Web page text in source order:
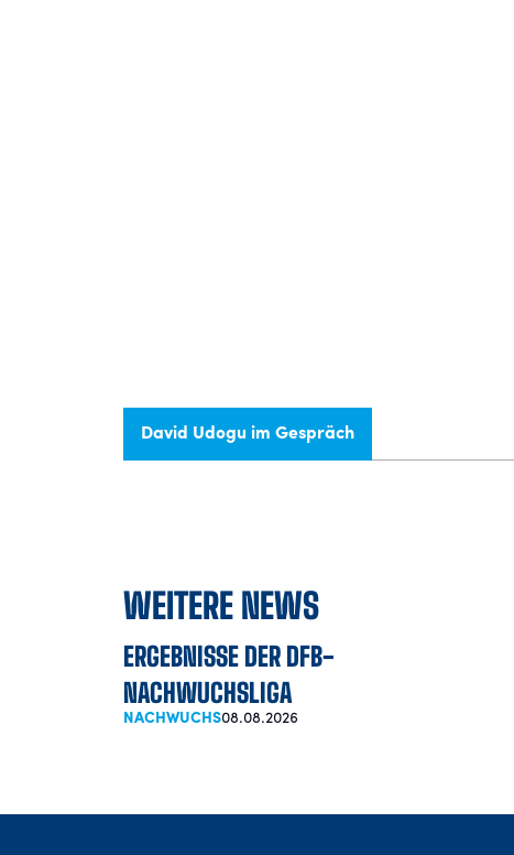
David Udogu im Gespräch
WEITERE NEWS
ERGEBNISSE DER DFB-
NACHWUCHSLIGA
NACHWUCHS08.08.2026